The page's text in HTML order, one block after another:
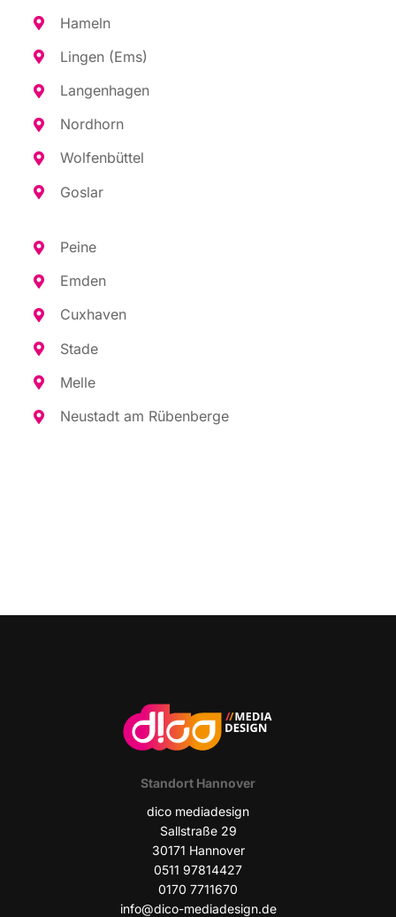
Hameln
Lin­gen (Ems)
Lan­gen­ha­gen
Nord­horn
Wol­fen­büt­tel
Gos­lar
Pei­ne
Emden
Cux­ha­ven
Sta­de
Mel­le
Neu­stadt am Rübenberge
Stand­ort Hannover
dico media­de­sign
Sall­stra­ße 29
30171 Han­no­ver
0511 97814427
0170 7711670
info@dico-mediadesign.de